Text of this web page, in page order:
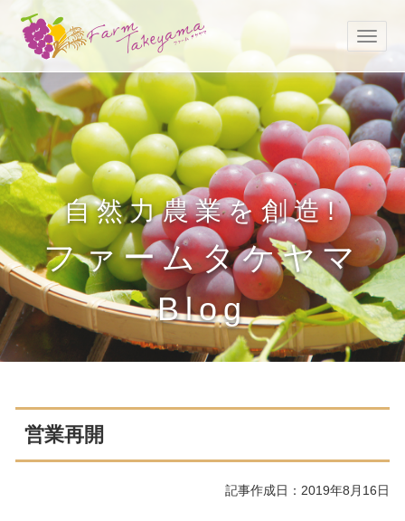
自然力農業を創造!
ファームタケヤマ
Blog
営業再開
記事作成日：2019年8月16日